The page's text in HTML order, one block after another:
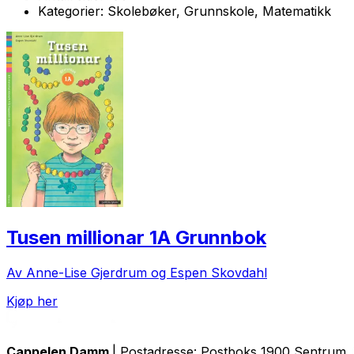
Kategorier: Skolebøker, Grunnskole, Matematikk
Tusen millionar 1A Grunnbok
Av Anne-Lise Gjerdrum og Espen Skovdahl
Kjøp her